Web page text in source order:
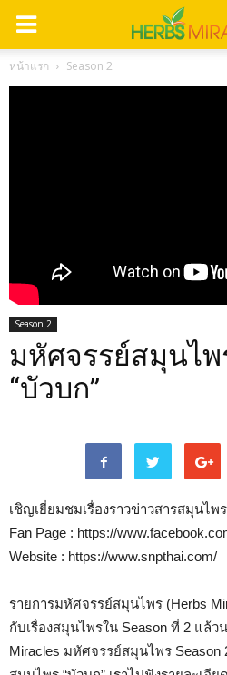
หน้าแรก Season 2
Season 2
มหัศจรรย์สมุนไ
“บัวบก”
เชิญเยี่ยมชมเรื่องราวข่าวสารสมุนไพ
Fan Page : https://
Website : https://www.snpthai.com/
รายการมหัศจรรย์สมุนไพร (Herbs
กับเรื่องสมุนไพรใน Season ที่ 2 แล้ว
Miracles มหัศจรรย์สมุนไพร